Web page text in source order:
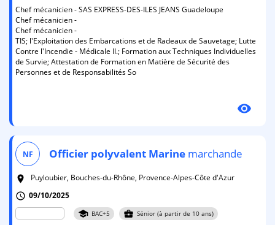
Chef mécanicien - SAS EXPRESS-DES-ILES JEANS Guadeloupe
Chef mécanicien -
Chef mécanicien -
TIS; l'Exploitation des Embarcations et de Radeaux de Sauvetage; Lutte
Contre l'Incendie - Médicale II.; Formation aux Techniques Individuelles
de Survie; Attestation de Formation en Matière de Sécurité des
Personnes et de Responsabilités So
visibility
NF Officier polyvalent Marine marchande
room
Puyloubier, Bouches-du-Rhône, Provence-Alpes-Côte d'Azur
schedule 09/10/2025
school BAC+5 business_center Sénior (à partir de 10 ans)